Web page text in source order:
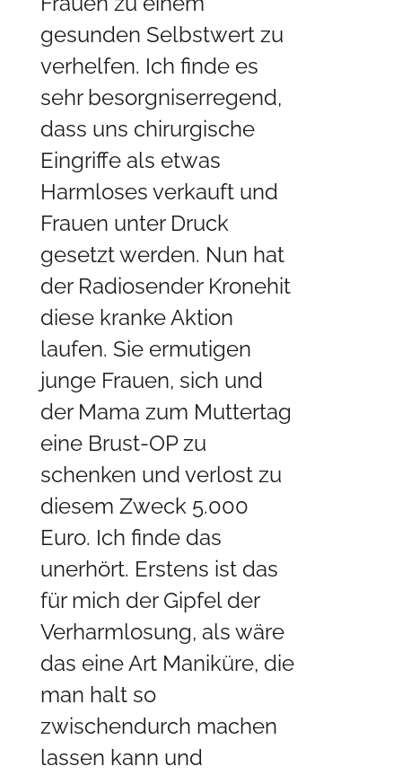
gesunden Selbstwert zu
verhelfen. Ich finde es
sehr besorgniserregend,
dass uns chirurgische
Eingriffe als etwas
Harmloses verkauft und
Frauen unter Druck
gesetzt werden. Nun hat
der Radiosender Kronehit
diese kranke Aktion
laufen. Sie ermutigen
junge Frauen, sich und
der Mama zum Muttertag
eine Brust-OP zu
schenken und verlost zu
diesem Zweck 5.000
Euro. Ich finde das
unerhört. Erstens ist das
für mich der Gipfel der
Verharmlosung, als wäre
das eine Art Maniküre, die
man halt so
zwischendurch machen
lassen kann und